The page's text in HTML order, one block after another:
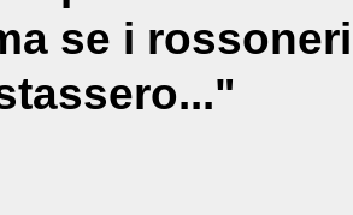
se i rossoneri